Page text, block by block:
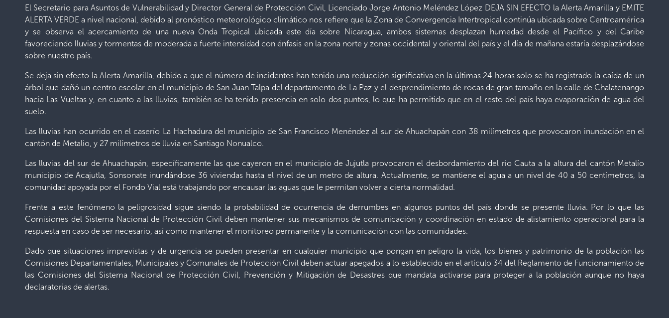
El Secretario para Asuntos de Vulnerabilidad y Director General de Protección Civil, Licenciado Jorge Antonio Meléndez López DEJA SIN EFECTO la Alerta Amarilla y EMITE
ALERTA VERDE a nivel nacional, debido al pronóstico meteorológico climático nos refiere que la Zona de Convergencia Intertropical continúa ubicada sobre Centroamérica
y se observa el acercamiento de una nueva Onda Tropical ubicada este día sobre Nicaragua, ambos sistemas desplazan humedad desde el Pacífico y del Caribe
favoreciendo lluvias y tormentas de moderada a fuerte intensidad con énfasis en la zona norte y zonas occidental y oriental del país y el día de mañana estaría desplazándose
sobre nuestro país.
Se deja sin efecto la Alerta Amarilla, debido a que el número de incidentes han tenido una reducción significativa en la últimas 24 horas solo se ha registrado la caída de un
árbol que dañó un centro escolar en el municipio de San Juan Talpa del departamento de La Paz y el desprendimiento de rocas de gran tamaño en la calle de Chalatenango
hacia Las Vueltas y, en cuanto a las lluvias, también se ha tenido presencia en solo dos puntos, lo que ha permitido que en el resto del país haya evaporación de agua del
suelo.
Las lluvias han ocurrido en el caserío La Hachadura del municipio de San Francisco Menéndez al sur de Ahuachapán con 38 milímetros que provocaron inundación en el
cantón de Metalio, y 27 milímetros de lluvia en Santiago Nonualco.
Las lluvias del sur de Ahuachapán, específicamente las que cayeron en el municipio de Jujutla provocaron el desbordamiento del rio Cauta a la altura del cantón Metalío
municipio de Acajutla, Sonsonate inundándose 36 viviendas hasta el nivel de un metro de altura. Actualmente, se mantiene el agua a un nivel de 40 a 50 centímetros, la
comunidad apoyada por el Fondo Vial está trabajando por encausar las aguas que le permitan volver a cierta normalidad.
Frente a este fenómeno la peligrosidad sigue siendo la probabilidad de ocurrencia de derrumbes en algunos puntos del país donde se presente lluvia. Por lo que las
Comisiones del Sistema Nacional de Protección Civil deben mantener sus mecanismos de comunicación y coordinación en estado de alistamiento operacional para la
respuesta en caso de ser necesario, así como mantener el monitoreo permanente y la comunicación con las comunidades.
Dado que situaciones imprevistas y de urgencia se pueden presentar en cualquier municipio que pongan en peligro la vida, los bienes y patrimonio de la población las
Comisiones Departamentales, Municipales y Comunales de Protección Civil deben actuar apegados a lo establecido en el artículo 34 del Reglamento de Funcionamiento de
las Comisiones del Sistema Nacional de Protección Civil, Prevención y Mitigación de Desastres que mandata activarse para proteger a la población aunque no haya
declaratorias de alertas.